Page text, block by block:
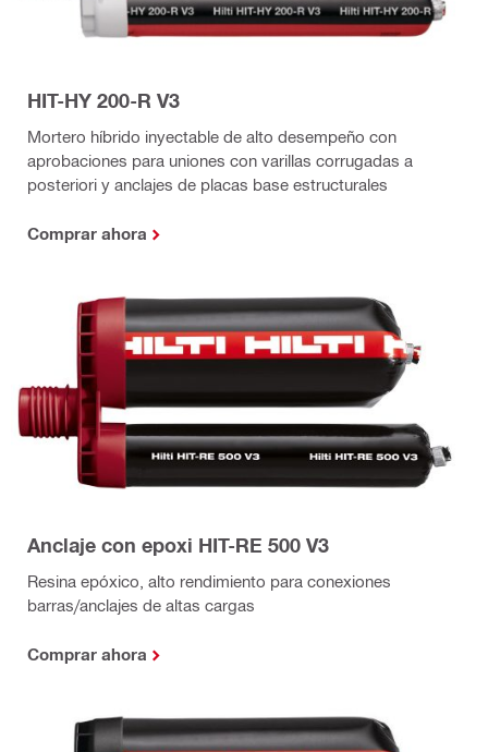
HIT-HY 200-R V3
Mortero híbrido inyectable de alto desempeño con
aprobaciones para uniones con varillas corrugadas a
posteriori y anclajes de placas base estructurales
Comprar ahora
Anclaje con epoxi HIT-RE 500 V3
Resina epóxico, alto rendimiento para conexiones
barras/anclajes de altas cargas
Comprar ahora